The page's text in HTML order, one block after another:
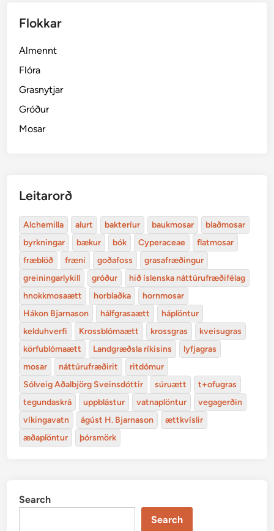
Flokkar
Almennt
Flóra
Grasnytjar
Gróður
Mosar
Leitarorð
Alchemilla alurt bakteríur baukmosar
blaðmosar
byrkningar
bækur bók Cyperaceae
flatmosar
fræblöð
fræni goðafoss
grasafræðingur
greiningarlykill
gróður
hið íslenska náttúrufræðifélag
hnokkmosaætt
horblaðka
hornmosar
Hákon Bjarnason
hálfgrasaætt
háplöntur
kelduhverfi
Krossblómaætt krossgras
kveisugras
körfublómaætt
Landgræðsla ríkisins
lyfjagras
mosar
náttúrufræðirit
ritdómur
Sólveig Aðalbjörg Sveinsdóttir
súruætt
t+ofugras
tegundaskrá
uppblástur vatnaplöntur
vegagerðin
víkingavatn
ágúst H. Bjarnason
ættkvíslir
æðaplöntur
þórsmörk
Search
Search